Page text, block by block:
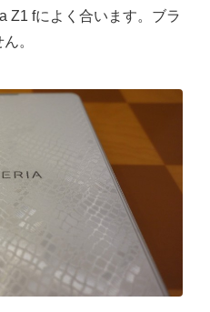
Z1 fによく合います。ブラ
。